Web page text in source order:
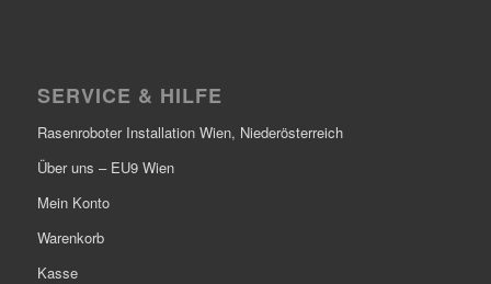
SERVICE & HILFE
Rasenroboter Installation Wien, Niederösterreich
Über uns – EU9 Wien
Mein Konto
Warenkorb
Kasse